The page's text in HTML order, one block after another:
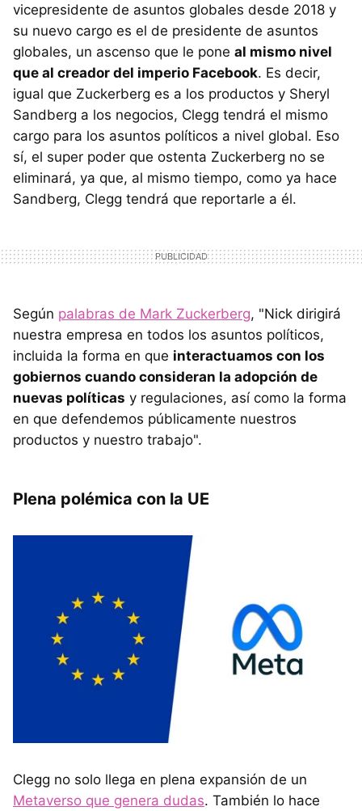
vicepresidente de asuntos globales desde 2018 y
su nuevo cargo es el de presidente de asuntos
globales, un ascenso que le pone al mismo nivel
que al creador del imperio Facebook. Es decir,
igual que Zuckerberg es a los productos y Sheryl
Sandberg a los negocios, Clegg tendrá el mismo
cargo para los asuntos políticos a nivel global. Eso
sí, el super poder que ostenta Zuckerberg no se
eliminará, ya que, al mismo tiempo, como ya hace
Sandberg, Clegg tendrá que reportarle a él.
Según palabras de Mark Zuckerberg, "Nick dirigirá
nuestra empresa en todos los asuntos políticos,
incluida la forma en que interactuamos con los
gobiernos cuando consideran la adopción de
nuevas políticas y regulaciones, así como la forma
en que defendemos públicamente nuestros
productos y nuestro trabajo".
Plena polémica con la UE
Clegg no solo llega en plena expansión de un
Metaverso que genera dudas. También lo hace